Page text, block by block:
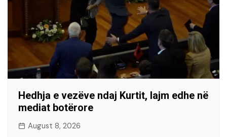
Hedhja e vezëve ndaj Kurtit, lajm edhe në
mediat botërore
August 8, 2026